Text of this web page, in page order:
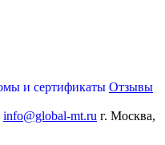
и сертификаты Отзывы
info@global-mt.ru г. Москва,